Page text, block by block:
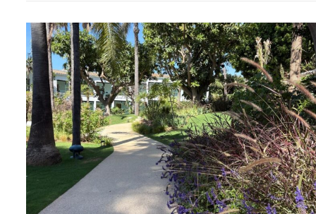
exclusiva agenda social.